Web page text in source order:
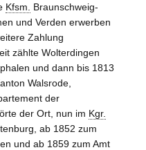
Kfsm.
Braunschweig-
und Verden erwerben
Zahlung
zählte Wolterdingen
und dann bis 1813
Walsrode,
der
der Ort, nun im Kgr.
, ab 1852 zum
und ab 1859 zum Amt